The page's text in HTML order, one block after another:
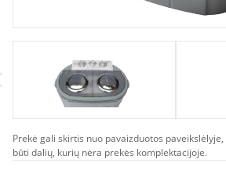
Prekė gali skirtis nuo pavaizduotos
būti dalių, kurių nėra prekės komplektacijoje.